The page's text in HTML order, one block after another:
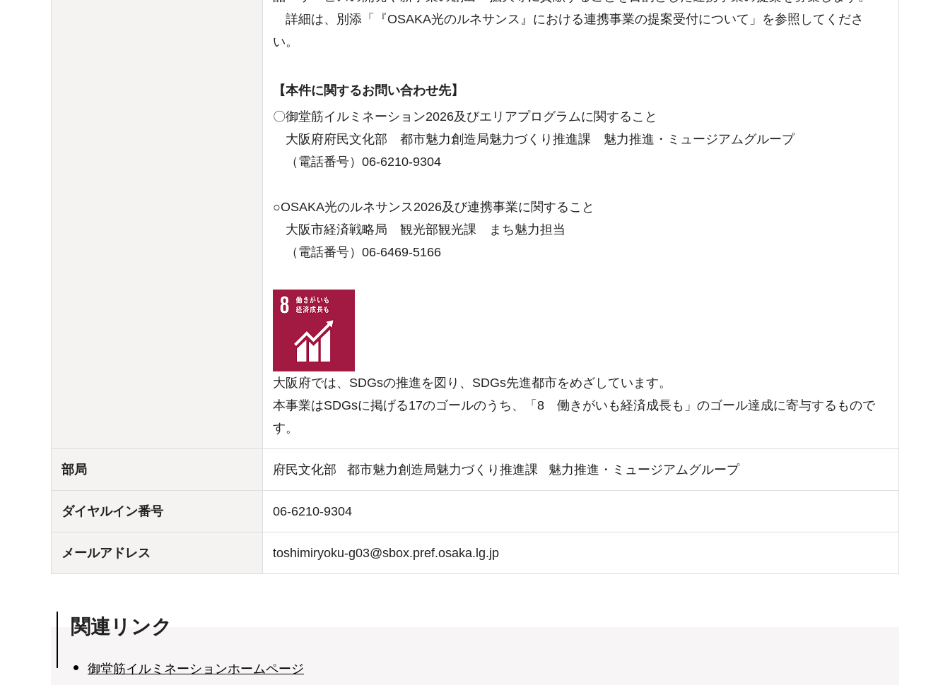
詳細は、別添「『OSAKA光のルネサンス』における連携事業の提案受付について」を参照してくださ
い。
【本件に関するお問い合わせ先】
〇御堂筋イルミネーション2026及びエリアプログラムに関すること
大阪府府民文化部 都市魅力創造局魅力づくり推進課 魅力推進・ミュージアムグループ
（電話番号）06-6210-9304
○OSAKA光のルネサンス2026及び連携事業に関すること
大阪市経済戦略局 観光部観光課 まち魅力担当
（電話番号）06-6469-5166
大阪府では、SDGsの推進を図り、SDGs先進都市をめざしています。
本事業はSDGsに掲げる17のゴールのうち、「8 働きがいも経済成長も」のゴール達成に寄与するもので
す。
部局 府民文化部 都市魅力創造局魅力づくり推進課 魅力推進・ミュージアムグループ
ダイヤルイン番号 06-6210-9304
メールアドレス toshimiryoku-g03@sbox.pref.osaka.lg.jp
関連リンク
御堂筋イルミネーションホームページ